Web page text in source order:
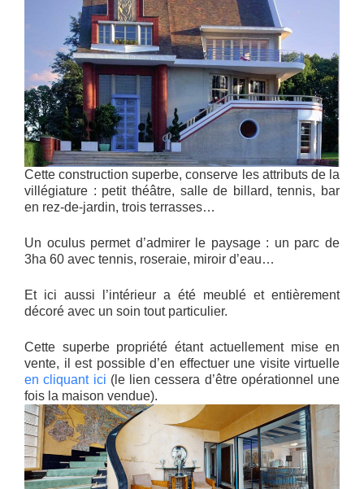
Cette construction superbe, conserve les attributs de la
villégiature : petit théâtre, salle de billard, tennis, bar
en rez-de-jardin, trois terrasses…
Un oculus permet d’admirer le paysage : un parc de
3ha 60 avec tennis, roseraie, miroir d’eau…
Et ici aussi l’intérieur a été meublé et entièrement
décoré avec un soin tout particulier.
Cette superbe propriété étant actuellement mise en
vente, il est possible d’en effectuer une visite virtuelle
en cliquant ici (le lien cessera d’être opérationnel une
fois la maison vendue).